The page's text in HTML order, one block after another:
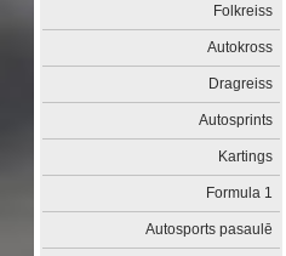
Folkreiss
Autokross
Dragreiss
Autosprints
Kartings
Formula 1
Autosports pasaulē